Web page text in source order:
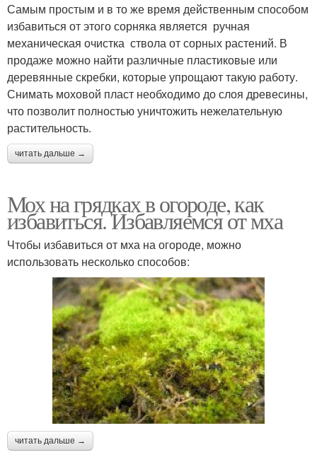
Самым простым и в то же время действенным способом
избавиться от этого сорняка является ручная
механическая очистка ствола от сорных растений. В
продаже можно найти различные пластиковые или
деревянные скребки, которые упрощают такую работу.
Снимать моховой пласт необходимо до слоя древесины,
что позволит полностью уничтожить нежелательную
растительность.
читать дальше →
Мох на грядках в огороде, как
избавиться. Избавляемся от мха
Чтобы избавиться от мха на огороде, можно
использовать несколько способов:
читать дальше →